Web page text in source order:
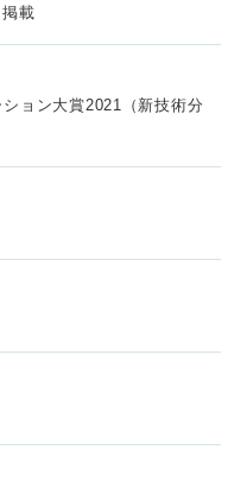
載
ョン大賞2021（新技術分